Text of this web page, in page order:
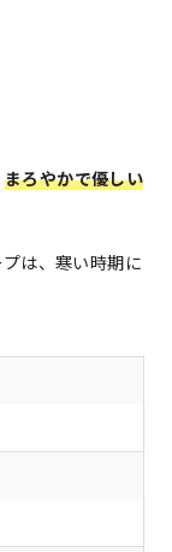
まろやかで優しい
は、寒い時期に